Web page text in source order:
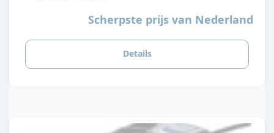
Scherpste prijs van Nederland
Details